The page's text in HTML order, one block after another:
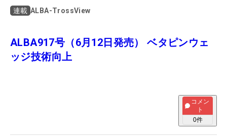
連載 ALBA-TrossView
ALBA917号（6月12日発売） ベタピンウェ
ッジ技術向上
コメン
ト
0件